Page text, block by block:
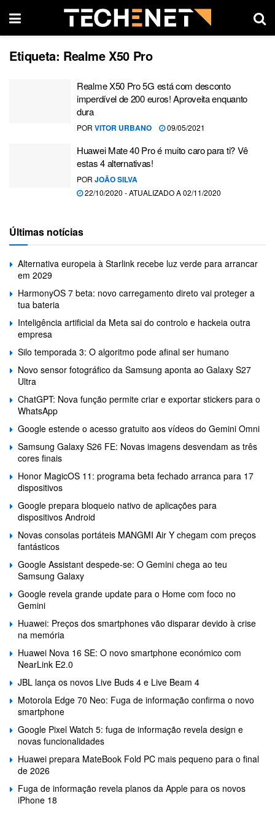
Etiqueta: Realme X50 Pro
Realme X50 Pro 5G está com desconto
imperdível de 200 euros! Aproveita enquanto
dura
POR VITOR URBANO 09/05/2021
Huawei Mate 40 Pro é muito caro para ti? Vê
estas 4 alternativas!
POR JOÃO SILVA
22/10/2020 - ATUALIZADO A 02/11/2020
Últimas notícias
Alternativa europeia à Starlink recebe luz verde para arrancar
em 2029
HarmonyOS 7 beta: novo carregamento direto vai proteger a
tua bateria
Inteligência artificial da Meta sai do controlo e hackeia outra
empresa
Silo temporada 3: O algoritmo pode afinal ser humano
Novo sensor fotográfico da Samsung aponta ao Galaxy S27
Ultra
ChatGPT: Nova função permite criar e exportar stickers para o
WhatsApp
Google estende o acesso gratuito aos vídeos do Gemini Omni
Samsung Galaxy S26 FE: Novas imagens desvendam as três
cores finais
Honor MagicOS 11: programa beta fechado arranca para 17
dispositivos
Google prepara bloqueio nativo de aplicações para
dispositivos Android
Novas consolas portáteis MANGMI Air Y chegam com preços
fantásticos
Google Assistant despede-se: O Gemini chega ao teu
Samsung Galaxy
Google revela grande update para o Home com foco no
Gemini
Huawei: Preços dos smartphones vão disparar devido à crise
na memória
Huawei Nova 16 SE: O novo smartphone económico com
NearLink E2.0
JBL lança os novos Live Buds 4 e Live Beam 4
Motorola Edge 70 Neo: Fuga de informação confirma o novo
smartphone
Google Pixel Watch 5: fuga de informação revela design e
novas funcionalidades
Huawei prepara MateBook Fold PC mais pequeno para o final
de 2026
Fuga de informação revela planos da Apple para os novos
iPhone 18